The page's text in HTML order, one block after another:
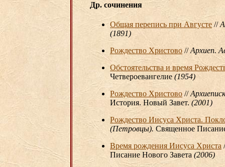
Др. сочинения
Общая перепись при Августе //
(1891)
Рождество Христово //Архиеп.
Обстоятельства и время
Четвероевангелие (1954)
Рождество Христово //
История. Новый Завет. (2001)
Рождество Иисуса Христа.
(Петровцы). Священное
Время рождения Иисуса Христа
Писание Нового Завета (2006)